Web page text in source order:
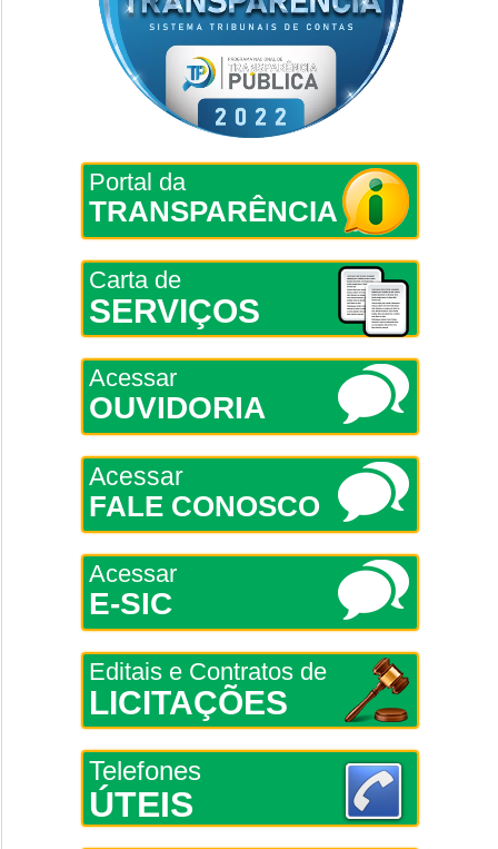
Portal da
TRANSPARÊNCIA
Carta de
SERVIÇOS
Acessar
OUVIDORIA
Acessar
FALE CONOSCO
Acessar
E-SIC
Editais e Contratos de
LICITAÇÕES
Telefones
ÚTEIS